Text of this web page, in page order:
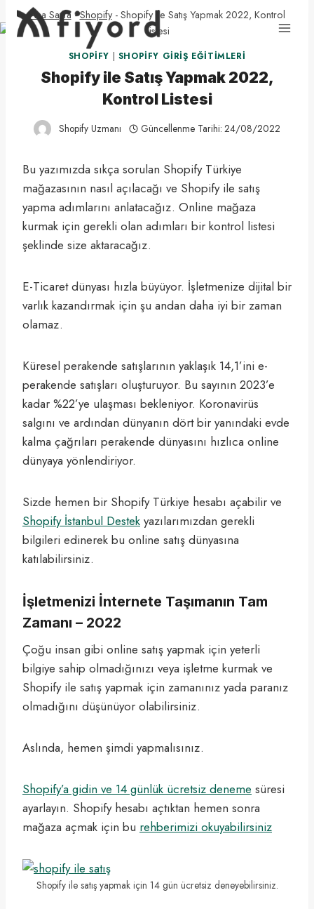
Skip
to
Ana Sayfa-Shopify- Shopify ile Satış Yapmak 2022, Kontrol
Listesi
SHOPIFY | SHOPIFY GIRIŞ EĞITIMLERI
Shopify ile Satış Yapmak 2022,
Kontrol Listesi
Shopify Uzmanı Güncellenme Tarihi: 24/08/2022
Bu yazımızda sıkça sorulan Shopify Türkiye
mağazasının nasıl açılacağı ve Shopify ile satış
yapma adımlarını anlatacağız. Online mağaza
kurmak için gerekli olan adımları bir kontrol listesi
şeklinde size aktaracağız.
E-Ticaret dünyası hızla büyüyor. İşletmenize dijital bir
varlık kazandırmak için şu andan daha iyi bir zaman
olamaz.
Küresel perakende satışlarının yaklaşık 14,1’ini e-
perakende satışları oluşturuyor. Bu sayının 2023’e
kadar %22’ye ulaşması bekleniyor. Koronavirüs
salgını ve ardından dünyanın dört bir yanındaki evde
kalma çağrıları perakende dünyasını hızlıca online
dünyaya yönlendiriyor.
Sizde hemen bir Shopify Türkiye hesabı açabilir ve
Shopify İstanbul Destek yazılarımızdan gerekli
bilgileri edinerek bu online satış dünyasına
katılabilirsiniz.
İşletmenizi İnternete Taşımanın Tam
Zamanı – 2022
Çoğu insan gibi online satış yapmak için yeterli
bilgiye sahip olmadığınızı veya işletme kurmak ve
Shopify ile satış yapmak için zamanınız yada paranız
olmadığını düşünüyor olabilirsiniz.
Aslında, hemen şimdi yapmalısınız.
Shopify’a gidin ve 14 günlük ücretsiz deneme süresi
ayarlayın. Shopify hesabı açtıktan hemen sonra
mağaza açmak için bu rehberimizi okuyabilirsiniz
Shopify ile satış yapmak için 14 gün ücretsiz deneyebilirsiniz.